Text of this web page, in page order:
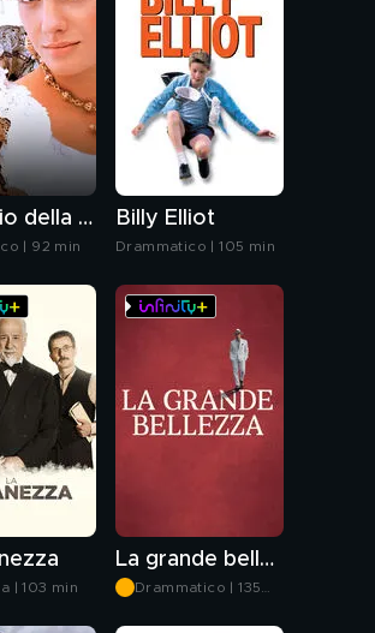
Il viaggio della sposa
| 92 min
Billy Elliot
Drammatico | 105 min
| 103 min
La grande bellezza
Drammatico | 135